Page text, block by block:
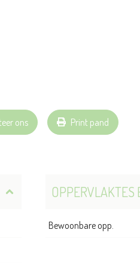
ons Print pand
OPPERVLAKTES
Bewoonbare opp.